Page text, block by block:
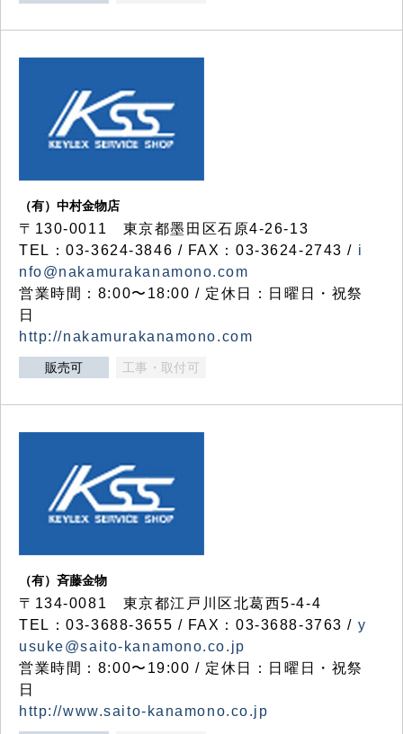
（有）中村金物店
〒130-0011 東京都墨田区石原4-26-13
TEL：03-3624-3846 / FAX：03-3624-2743 / i
nfo@nakamurakanamono.com
営業時間：8:00〜18:00 / 定休日：日曜日・祝祭
日
http://nakamurakanamono.com
販売可 工事・取付可
（有）斉藤金物
〒134-0081 東京都江戸川区北葛西5-4-4
TEL：03-3688-3655 / FAX：03-3688-3763 / y
usuke@saito-kanamono.co.jp
営業時間：8:00〜19:00 / 定休日：日曜日・祝祭
日
http://www.saito-kanamono.co.jp